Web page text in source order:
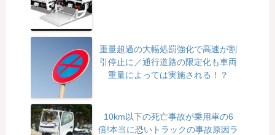
重量超過の大幅処罰強化で高速が割
引停止に／通行道路の限定化も車両
重量によっては実施される！？
10km以下の死亡事故が乗用車の6
倍!本当に恐いトラックの事故原因ラ